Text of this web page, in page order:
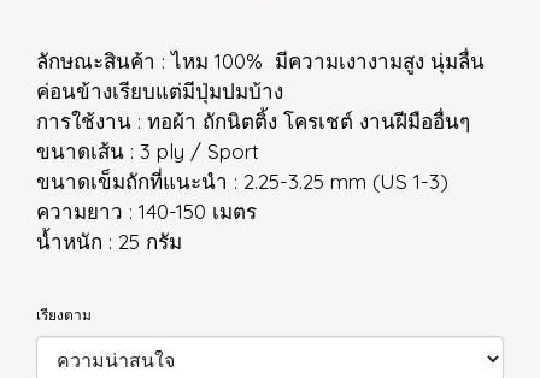
ลักษณะสินค้า : ไหม 100% มีความเงางามสูง นุ่มลื่น
ค่อนข้างเรียบแต่มีปุ่มปมบ้าง
การใช้งาน : ทอผ้า ถักนิตติ้ง โครเชต์ งานฝีมืออื่นๆ
ขนาดเส้น : 3 ply / Sport
ขนาดเข็มถักที่แนะนำ : 2.25-3.25 mm (US 1-3)
ความยาว : 140-150 เมตร
น้ำหนัก : 25 กรัม
เรียงตาม